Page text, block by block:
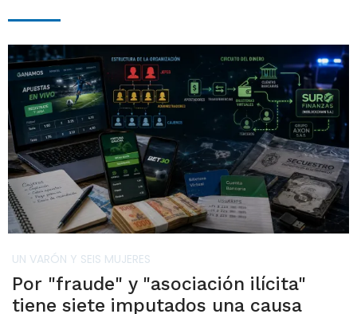
UN VARÓN Y SEIS MUJERES
Por "fraude" y "asociación ilícita"
tiene siete imputados una causa